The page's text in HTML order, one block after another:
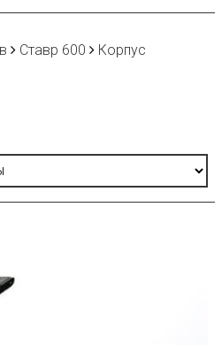
Ставр 600 Корпус